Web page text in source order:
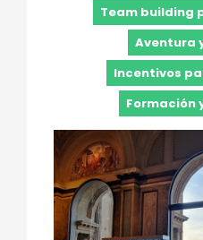
Team building
Aventura
Incentivos
Formación